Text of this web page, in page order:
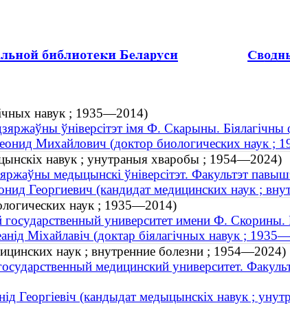
навук ; 1935—2014)
ўніверсітэт імя Ф. Скарыны. Біялагічны
Михайлович (доктор биологических наук ;
навук ; унутраныя хваробы ; 1954—2024)
медыцынскі ўніверсітэт. Факультэт
Георгиевич (кандидат медицинских наук ;
наук ; 1935—2014)
государственный университет имени Ф. Скорины.
Міхайлавіч (доктар біялагічных навук ;
наук ; внутренние болезни ; 1954—2024)
медицинский университет.
Георгіевіч (кандыдат медыцынскіх навук ;